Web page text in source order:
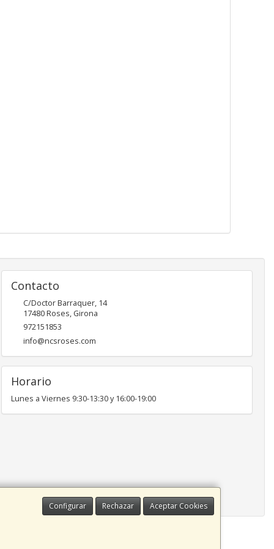
Configurar Rechazar Aceptar Cookies
Contacto
C/Doctor Barraquer, 14
17480Roses, Girona
972151853
info@ncsroses.com
Horario
Lunes a Viernes 9:30-13:30 y 16:00-19:00